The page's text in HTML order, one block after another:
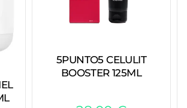
5PUNTO5 CELULIT
BOOSTER 125ML